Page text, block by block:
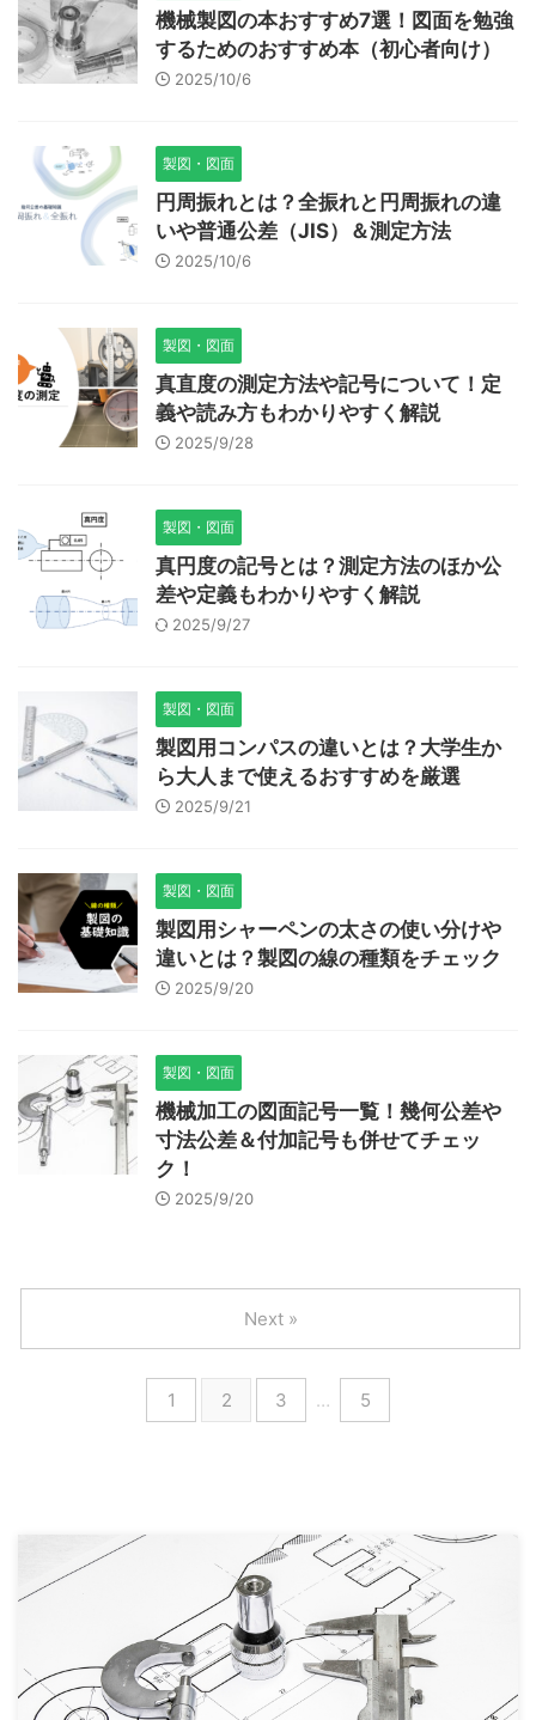
機械製図の本おすすめ7選！図面を勉強
するためのおすすめ本（初心者向け）
2025/10/6
製図・図面
円周振れとは？全振れと円周振れの違
いや普通公差（JIS）＆測定方法
2025/10/6
製図・図面
真直度の測定方法や記号について！定
義や読み方もわかりやすく解説
2025/9/28
製図・図面
真円度の記号とは？測定方法のほか公
差や定義もわかりやすく解説
2025/9/27
製図・図面
製図用コンパスの違いとは？大学生か
ら大人まで使えるおすすめを厳選
2025/9/21
製図・図面
製図用シャーペンの太さの使い分けや
違いとは？製図の線の種類をチェック
2025/9/20
製図・図面
機械加工の図面記号一覧！幾何公差や
寸法公差＆付加記号も併せてチェッ
ク！
2025/9/20
1 2 3 … 5
Next »